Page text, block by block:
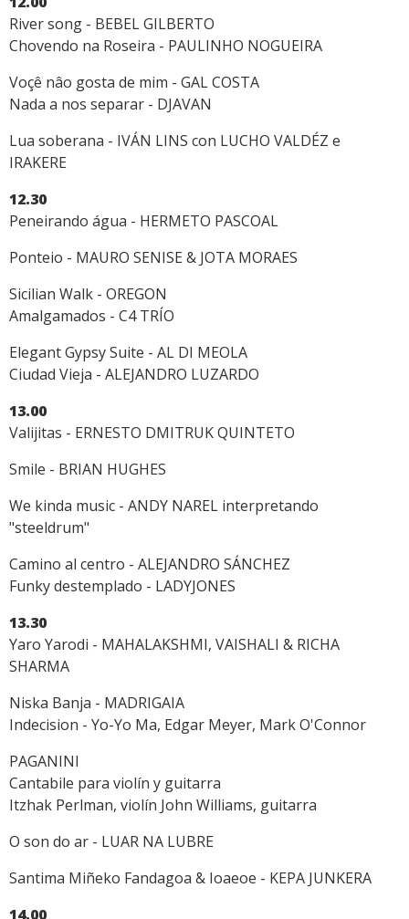
River song - BEBEL GILBERTO
Chovendo na Roseira - PAULINHO NOGUEIRA
Voçê nâo gosta de mim - GAL COSTA
Nada a nos separar - DJAVAN
Lua soberana - IVÁN LINS con LUCHO VALDÉZ e
IRAKERE
12.30
Peneirando água - HERMETO PASCOAL
Ponteio - MAURO SENISE & JOTA MORAES
Sicilian Walk - OREGON
Amalgamados - C4 TRÍO
Elegant Gypsy Suite - AL DI MEOLA
Ciudad Vieja - ALEJANDRO LUZARDO
13.00
Valijitas - ERNESTO DMITRUK QUINTETO
Smile - BRIAN HUGHES
We kinda music - ANDY NAREL interpretando
"steeldrum"
Camino al centro - ALEJANDRO SÁNCHEZ
Funky destemplado - LADYJONES
13.30
Yaro Yarodi - MAHALAKSHMI, VAISHALI & RICHA
SHARMA
Niska Banja - MADRIGAIA
Indecision - Yo-Yo Ma, Edgar Meyer, Mark O'Connor
PAGANINI
Cantabile para violín y guitarra
Itzhak Perlman, violín John Williams, guitarra
O son do ar - LUAR NA LUBRE
Santima Miñeko Fandagoa & Ioaeoe - KEPA JUNKERA
14.00